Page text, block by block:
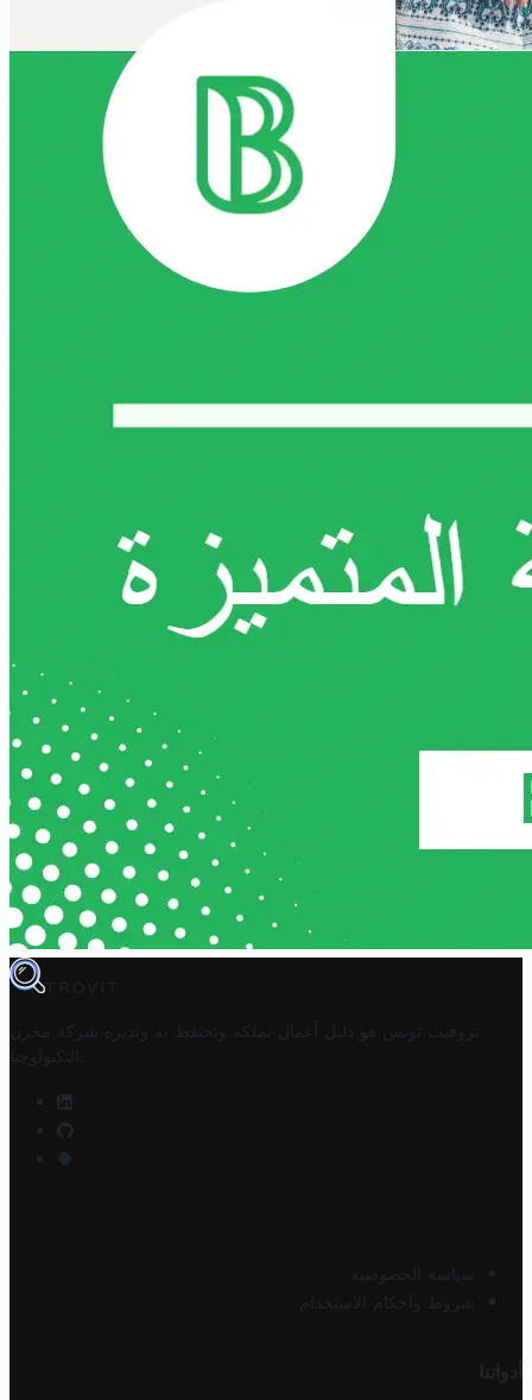
TROVIT
تروفيت تونس هو دليل أعمال تملكه وتحتفظ به وتديره
شركة مخزن
التكنولوجيا
سياسة الخصوصية
شروط وأحكام الاستخدام
أدواتنا